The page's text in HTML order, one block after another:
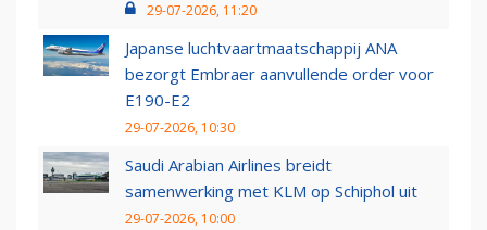
29-07-2026, 11:20
Japanse luchtvaartmaatschappij ANA
bezorgt Embraer aanvullende order voor
E190-E2
29-07-2026, 10:30
Saudi Arabian Airlines breidt
samenwerking met KLM op Schiphol uit
29-07-2026, 10:00